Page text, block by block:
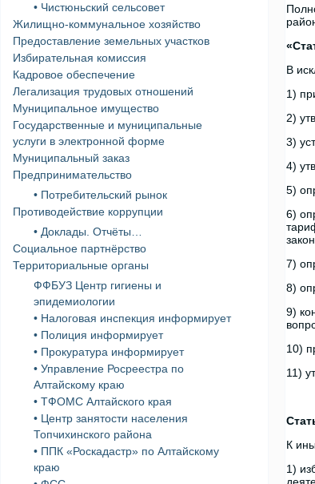
В
1)
2)
3)
4)
5)
6)
7)
8)
9)
10)
11)
К
1)
• Чистюньский сельсовет
Жилищно-коммунальное хозяйство
Предоставление земельных участков
Избирательная комиссия
Кадровое обеспечение
Легализация трудовых отношений
Муниципальное имущество
Государственные и муниципальные
услуги в электронной форме
Муниципальный заказ
Предпринимательство
• Потребительский рынок
Противодействие коррупции
• Доклады. Отчёты…
Социальное партнёрство
Территориальные органы
ФФБУЗ Центр гигиены и
эпидемиологии
• Налоговая инспекция информирует
• Полиция информирует
• Прокуратура информирует
• Управление Росреестра по
Алтайскому краю
• ТФОМС Алтайского края
• Центр занятости населения
Топчихинского района
• ППК «Роскадастр» по Алтайскому
краю